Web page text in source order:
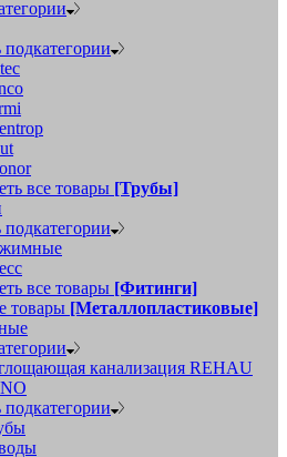
подкатегории
все товары [Трубы]
подкатегории
все товары [Фитинги]
товары [Металлопластиковые]
канализация REHAU
подкатегории